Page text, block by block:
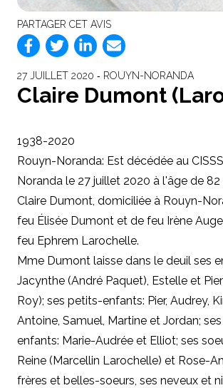
PARTAGER CET AVIS
27 JUILLET 2020 ‐ ROUYN-NORANDA
Claire Dumont
1938-2020
Rouyn-Noranda: Est décédée au
Noranda le 27 juillet 2020 à l'âge de 82
Claire Dumont, domiciliée à Rouyn-
feu Élisée Dumont et de feu Irène
feu Ephrem Larochelle.
Mme Dumont laisse dans le deuil ses
Jacynthe (André Paquet), Estelle et
Roy); ses petits-enfants: Pier, Audrey,
Antoine, Samuel, Martine et Jordan;
enfants: Marie-Audrée et Elliot; ses
Reine (Marcellin Larochelle) et Rose-
frères et belles-soeurs, ses neveux et